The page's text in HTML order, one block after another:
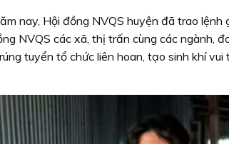
nay, Hội đồng NVQS huyện đã trao
NVQS các xã, thị trấn cùng các ngành,
tuyển tổ chức liên hoan, tạo sinh khí